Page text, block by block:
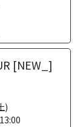
[NEW_]
)